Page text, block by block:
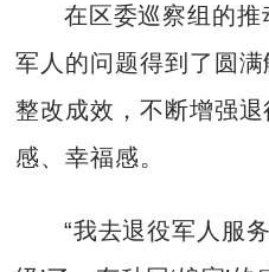
在区委巡察组的
军人的问题得到了圆
整改成效，不断增强
感、幸福感。
“我去退役军人服